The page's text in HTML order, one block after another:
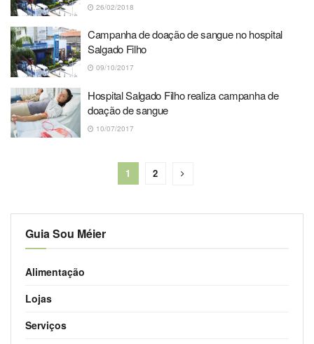
26/02/2018
Campanha de doação de sangue no hospital
Salgado Filho
09/10/2017
Hospital Salgado Filho realiza campanha de
doação de sangue
10/07/2017
1 2
Guia Sou Méier
Alimentação
Lojas
Serviços